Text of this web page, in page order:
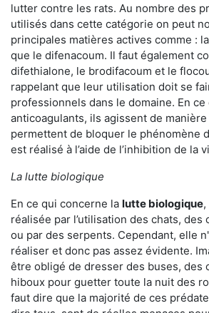
lutter contre les rats. Au nombre des
utilisés dans cette catégorie on peut
principales matières actives comme :
que le difenacoum. Il faut également
difethialone, le brodifacoum et le
rappelant que leur utilisation doit se
professionnels dans le domaine. En
anticoagulants, ils agissent de
permettent de bloquer le phénomène
est réalisé à l’aide de l’inhibition de la
La lutte biologique
En ce qui concerne la lutte biologique
réalisée par l’utilisation des chats, des
ou par des serpents. Cependant, elle
réaliser et donc pas assez évidente.
être obligé de dresser des buses, des
hiboux pour guetter toute la nuit des
faut dire que la majorité de ces